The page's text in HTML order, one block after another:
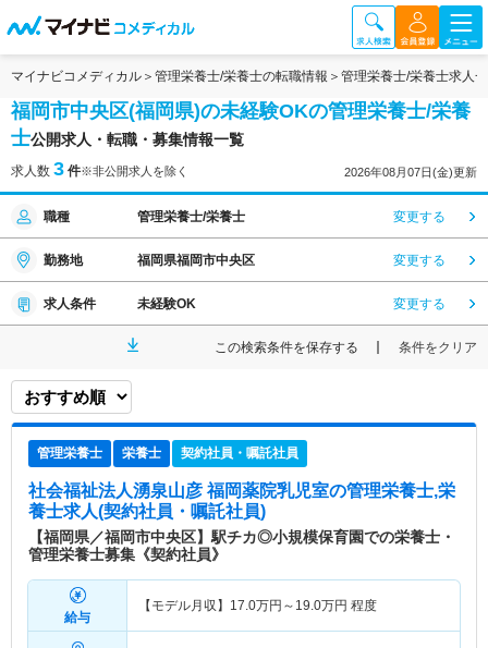
マイナビコメディカル 管理栄養士/栄養士の転職情報 管理栄養士/栄養士求人
福岡市中央区(福岡県)の未経験OKの管理栄養士/栄養
士公開求人・転職・募集情報一覧
求人数 3 件※非公開求人を除く 2026年08月07日(金)更新
職種 管理栄養士/栄養士 変更する
勤務地 福岡県福岡市中央区 変更する
求人条件 未経験OK 変更する
この検索条件を保存する 条件をクリア
管理栄養士 栄養士 契約社員・嘱託社員
社会福祉法人湧泉山彦 福岡薬院乳児室の管理栄養士,栄
養士求人(契約社員・嘱託社員)
【福岡県／福岡市中央区】駅チカ◎小規模保育園での栄養士・
管理栄養士募集《契約社員》
給与
【モデル月収】 17.0万円～ 19.0万円 程度